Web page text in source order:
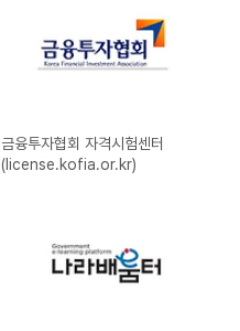
금융투자협회 자격시험센터
(license.kofia.or.kr)